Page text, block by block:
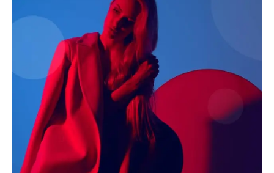
Contact Us
Privacy Policy
Terms of Use Agreement
Facebook
X WhatsApp
Share